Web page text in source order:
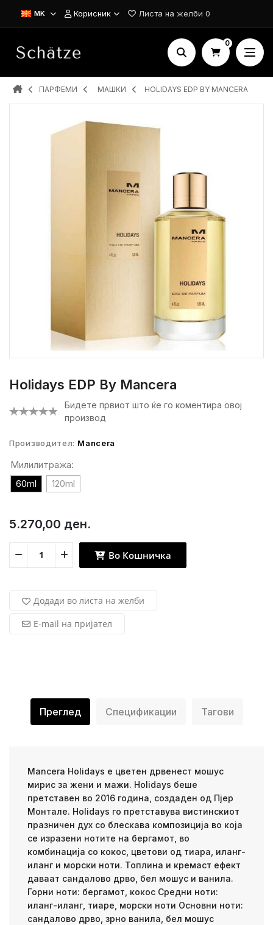
MK Корисник Листа на желби 0
0
ПАРФЕМИ MAШКИ HOLIDAYS EDP BY MANCERA
Holidays EDP By Mancera
Бидете првиот што ќе го коментира овој
производ
Производител: Mancera
Милилитража:
60ml
120ml
5.270,00 ден.
Во Кошничка
Додади во листа на желби
E-mail на пријател
Преглед Спецификации Тагови
Mancera Holidays е цветен дрвенест мошус
мирис за жени и мажи. Holidays беше
претставен во 2016 година, создаден од Пјер
Монтале. Holidays го претставува вистинскиот
празничен дух со блескава композиција во која
се изразени нотите на бергамот, во
комбинација со кокос, цветови од тиара, иланг-
иланг и морски ноти. Топлина и кремаст ефект
даваат сандалово дрво, бел мошус и ванила.
Горни ноти: бергамот, кокос Средни ноти:
иланг-иланг, тиаре, морски ноти Основни ноти:
сандалово дрво, зрно ванила, бел мошус